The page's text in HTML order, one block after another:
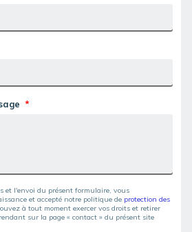
et l'envoi du présent formulaire, vous
et accepté notre politique de protection des
à tout moment exercer vos droits et retirer
sur la page « contact » du présent site